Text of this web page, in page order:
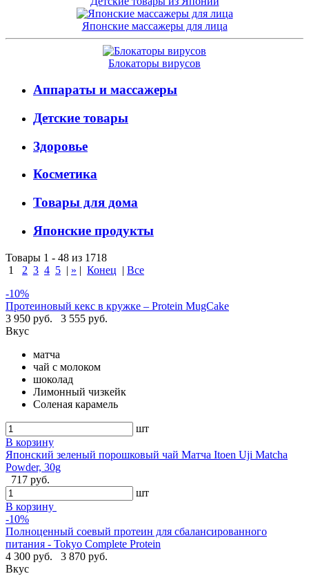
Японские массажеры для лица
Блокаторы вирусов
Аппараты и массажеры
Детские товары
Здоровье
Косметика
Товары для дома
Японские продукты
Товары 1 - 48 из 1718
1
2 3 4 5 | » | Конец | Все
-10%
Протеиновый кекс в кружке – Protein MugCake
3 950 руб.
3 555 руб.
Вкус
матча
чай с молоком
шоколад
Лимонный чизкейк
Соленая карамель
шт
В корзину
Японский зеленый порошковый чай Матча Itoen Uji Matcha
Powder, 30g
717 руб.
шт
В корзину
-10%
Полноценный соевый протеин для сбалансированного
питания - Tokyo Complete Protein
4 300 руб.
3 870 руб.
Вкус